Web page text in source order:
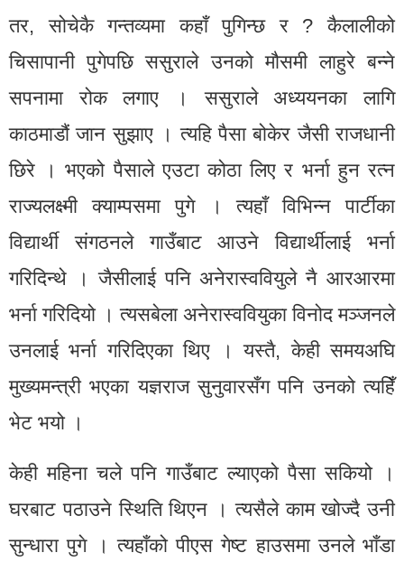
तर, सोचेकै गन्तव्यमा कहाँ पुगिन्छ र ? कैलालीको
चिसापानी पुगेपछि ससुराले उनको मौसमी लाहुरे बन्ने
सपनामा रोक लगाए । ससुराले अध्ययनका लागि
काठमाडौं जान सुझाए । त्यहि पैसा बोकेर जैसी राजधानी
छिरे । भएको पैसाले एउटा कोठा लिए र भर्ना हुन रत्न
राज्यलक्ष्मी क्याम्पसमा पुगे । त्यहाँ विभिन्न पार्टीका
विद्यार्थी संगठनले गाउँबाट आउने विद्यार्थीलाई भर्ना
गरिदिन्थे । जैसीलाई पनि अनेरास्ववियुले नै आरआरमा
भर्ना गरिदियो । त्यसबेला अनेरास्ववियुका विनोद मञ्जनले
उनलाई भर्ना गरिदिएका थिए । यस्तै, केही समयअघि
मुख्यमन्त्री भएका यज्ञराज सुनुवारसँग पनि उनको त्यहिँ
भेट भयो ।
केही महिना चले पनि गाउँबाट ल्याएको पैसा सकियो ।
घरबाट पठाउने स्थिति थिएन । त्यसैले काम खोज्दै उनी
सुन्धारा पुगे । त्यहाँको पीएस गेष्ट हाउसमा उनले भाँडा